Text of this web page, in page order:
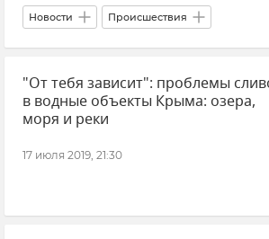
Новости Происшествия
"От тебя зависит": проблемы
в водные объекты Крыма: озера,
моря и реки
17 июля 2019, 21:30